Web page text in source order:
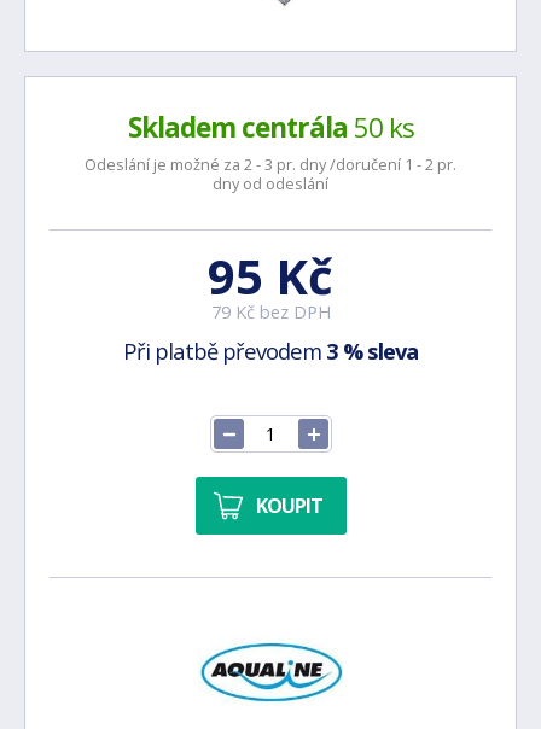
Skladem centrála 50 ks
Odeslání je možné za 2 - 3 pr. dny /doručení 1 - 2 pr.
dny od odeslání
95 Kč
79 Kč bez DPH
Při platbě převodem 3 % sleva
KOUPIT